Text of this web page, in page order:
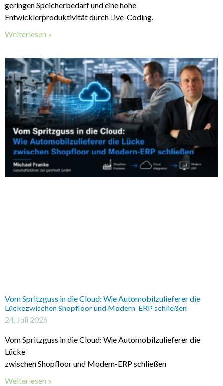
geringen Speicherbedarf und eine hohe
Entwicklerproduktivität durch Live-Coding.
Weiterlesen »
Vom Spritzguss in die Cloud: Wie Automobilzulieferer die
Lückezwischen Shopfloor und Modern-ERP schließen
24. Juli 2026
Vom Spritzguss in die Cloud: Wie Automobilzulieferer die
Lücke
zwischen Shopfloor und Modern-ERP schließen
Weiterlesen »